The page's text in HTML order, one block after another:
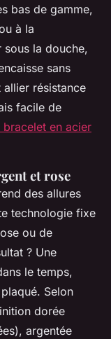
bas de gamme,
à la
la douche,
sans
résistance
facile de
bracelet en acier
et rose
des allures
technologie fixe
ou de
? Une
le temps,
Selon
dorée
argentée